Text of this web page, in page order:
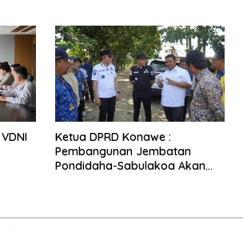
Ketua DPRD Konawe :
Pembangunan Jembatan
Pondidaha-Sabulakoa Akan